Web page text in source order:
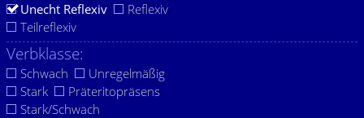
Unecht Reflexiv
Reflexiv
Teilreflexiv
Verbklasse:
Schwach
Unregelmäßig
Stark
Präteritopräsens
Stark/Schwach